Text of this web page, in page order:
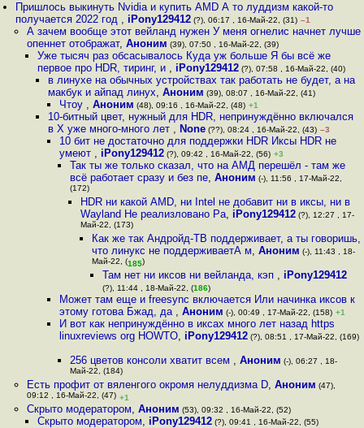
Пришлось выкинуть Nvidia и купить AMD А то луддизм какой-то
получается 2022 год , iPony129412 (?), 06:17 , 16-Май-22, (31) –1
А зачем вообще этот вейланд нужен У меня огнелис начнет лучше
опеннет отображат, Аноним (39), 07:50 , 16-Май-22, (39)
Уже тысяч раз обсасывалось Куда уж больше Я бы всё же
первое про HDR, тиринг, и , iPony129412(?), 07:58 , 16-Май-22, (40)
в линухе на обычных устройствах так работать не будет, а на
макбук и айпад линух,Аноним (39), 08:07 , 16-Май-22, (41)
Чтоу , Аноним (48), 09:16 , 16-Май-22, (48) +1
10-битный цвет, нужный для HDR, непринуждённо включался
в X уже много-много лет , None (??), 08:24 , 16-Май-22, (43) –3
10 бит не достаточно для поддержки HDR Иксы HDR не
умеют , iPony129412(?), 09:42 , 16-Май-22, (56) +3
Так ты же только сказал, что на АМД перешёл - там же
всё работает сразу и без пе, Аноним (-), 11:56 , 17-Май-22,
(172)
HDR ни какой AMD, ни Intel не добавит ни в иксы, ни в
Wayland Не реализловано Ра, iPony129412 (?), 12:27 , 17-
Май-22, (173)
Как же так Андройд-ТВ поддерживает, а ты говоришь,
что линукс не поддерживаетА м, Аноним (-), 11:43 , 18-
Май-22, (185)
Там нет ни иксов ни вейланда, кэп , iPony129412
(?), 11:44 , 18-Май-22, (186)
Может там еще и freesync включается Или начинка иксов к
этому готова Бжад, да , Аноним (-), 00:49 , 17-Май-22, (158) +1
И вот как непринуждённо в иксах много лет назад https
linuxreviews org HOWTO, iPony129412(?), 08:51 , 17-Май-22, (169)
256 цветов консоли хватит всем , Аноним (-), 06:27 , 18-
Май-22, (184)
Есть профит от вяленгого окромя нелуддизма D, Аноним (47),
09:12 , 16-Май-22, (47) +1
Скрыто модератором, Аноним (53), 09:32 , 16-Май-22, (52)
Скрыто модератором, iPony129412(?), 09:41 , 16-Май-22, (55)